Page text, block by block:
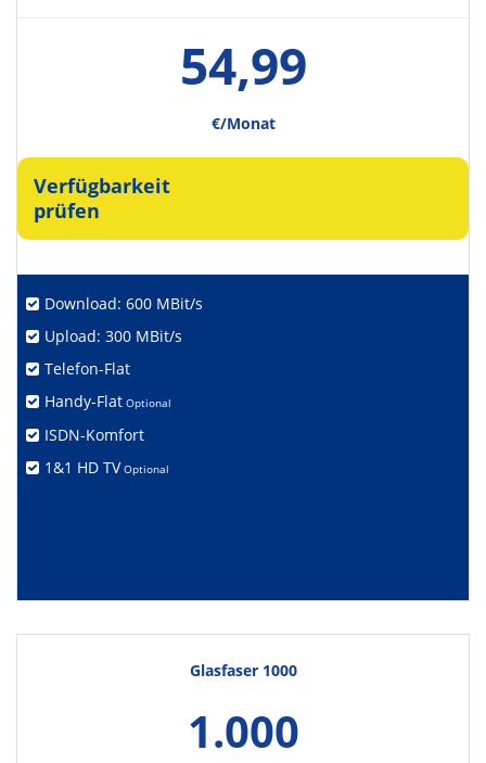
54,99
€/Monat
Verfügbarkeit
prüfen
Download: 600 MBit/s
Upload: 300 MBit/s
Telefon-Flat
Handy-Flat Optional
ISDN-Komfort
1&1 HD TV Optional
Glasfaser 1000
1.000